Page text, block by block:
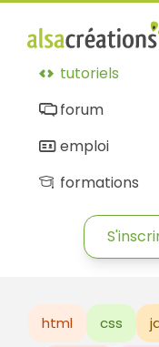
tutoriels
forum
emploi
formations
html css